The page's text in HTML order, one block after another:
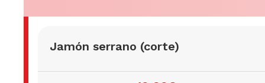
Jamón serrano (corte)